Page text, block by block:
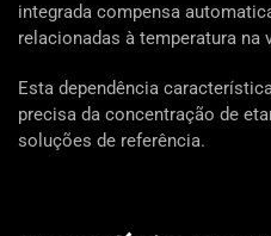
integrada compensa
relacionadas à temperatura na
Esta dependência
precisa da concentração de
soluções de referência.